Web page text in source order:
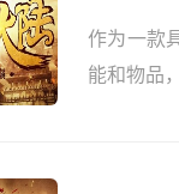
作为一款
能和物品